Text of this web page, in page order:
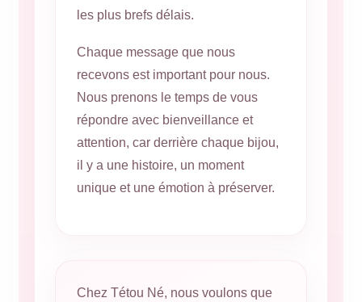
les plus brefs délais.
Chaque message que nous
recevons est important pour nous.
Nous prenons le temps de vous
répondre avec bienveillance et
attention, car derrière chaque bijou,
il y a une histoire, un moment
unique et une émotion à préserver.
Chez Tétou Né, nous voulons que